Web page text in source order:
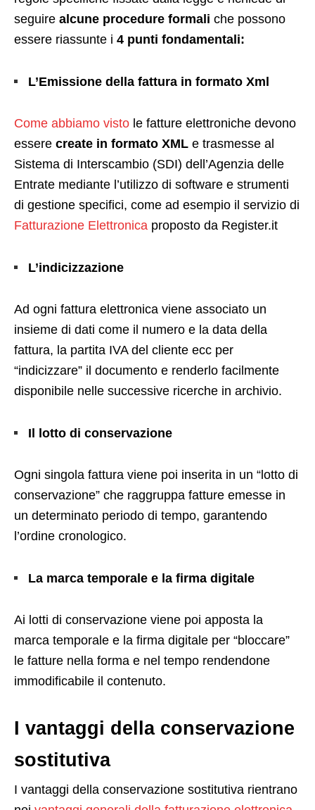
seguire alcune procedure formali che possono
essere riassunte i 4 punti fondamentali:
L’Emissione della fattura in formato Xml
Come abbiamo visto le fatture elettroniche devono
essere create in formato XML e trasmesse al
Sistema di Interscambio (SDI) dell’Agenzia delle
Entrate mediante l’utilizzo di software e strumenti
di gestione specifici, come ad esempio il servizio di
Fatturazione Elettronica proposto da Register.it
L’indicizzazione
Ad ogni fattura elettronica viene associato un
insieme di dati come il numero e la data della
fattura, la partita IVA del cliente ecc per
“indicizzare” il documento e renderlo facilmente
disponibile nelle successive ricerche in archivio.
Il lotto di conservazione
Ogni singola fattura viene poi inserita in un “lotto di
conservazione” che raggruppa fatture emesse in
un determinato periodo di tempo, garantendo
l’ordine cronologico.
La marca temporale e la firma digitale
Ai lotti di conservazione viene poi apposta la
marca temporale e la firma digitale per “bloccare”
le fatture nella forma e nel tempo rendendone
immodificabile il contenuto.
I vantaggi della conservazione
sostitutiva
I vantaggi della conservazione sostitutiva rientrano